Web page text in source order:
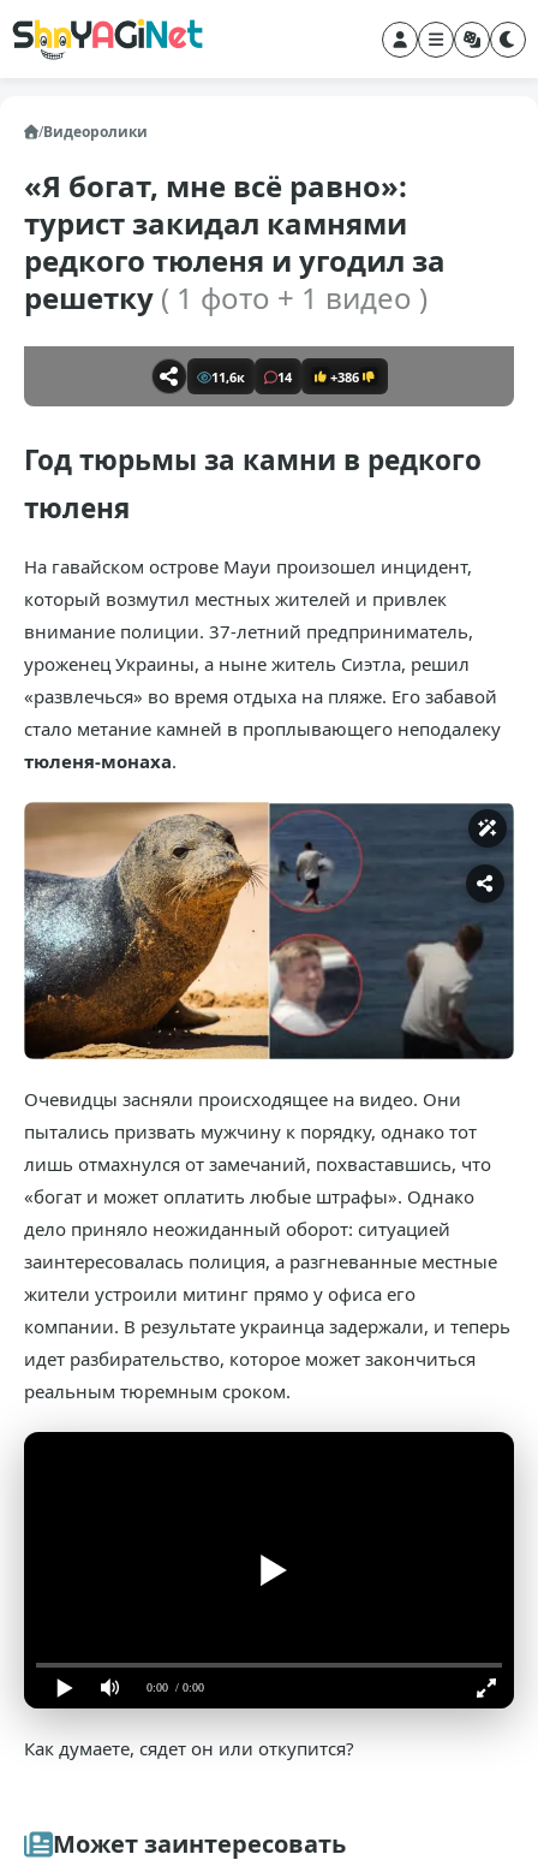
/Видеоролики
«Я богат, мне всё равно»:
турист закидал камнями
редкого тюленя и угодил за
решетку ( 1 фото + 1 видео )
11,6к 14 +386
Год тюрьмы за камни в редкого
тюленя
На гавайском острове Мауи произошел инцидент,
который возмутил местных жителей и привлек
внимание полиции. 37-летний предприниматель,
уроженец Украины, а ныне житель Сиэтла, решил
«развлечься» во время отдыха на пляже. Его забавой
стало метание камней в проплывающего неподалеку
тюленя-монаха.
Очевидцы засняли происходящее на видео. Они
пытались призвать мужчину к порядку, однако тот
лишь отмахнулся от замечаний, похваставшись, что
«богат и может оплатить любые штрафы». Однако
дело приняло неожиданный оборот: ситуацией
заинтересовалась полиция, а разгневанные местные
жители устроили митинг прямо у офиса его
компании. В результате украинца задержали, и теперь
идет разбирательство, которое может закончиться
реальным тюремным сроком.
0:00 / 0:00
Как думаете, сядет он или откупится?
Может заинтересовать